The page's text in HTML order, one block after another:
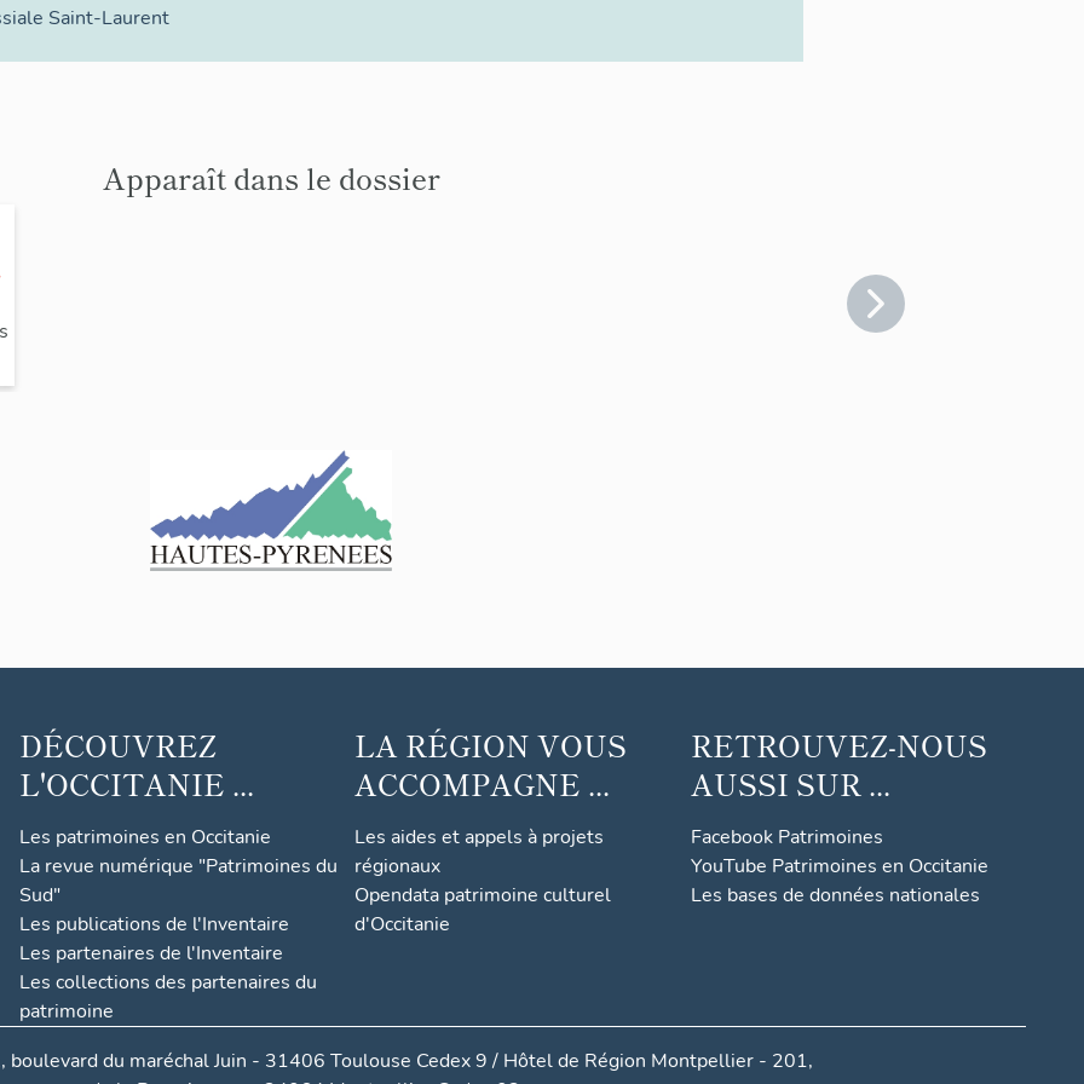
Saint-Laurent
Apparaît dans le dossier
DÉCOUVREZ
L'OCCITANIE ...
Les patrimoines en Occitanie
La revue numérique "Patrimoines du
Sud"
Les publications de l'Inventaire
Les partenaires de l'Inventaire
Les collections des partenaires du
patrimoine
LA RÉGION VOUS
ACCOMPAGNE ...
Les aides et appels à projets
régionaux
Opendata patrimoine culturel
d'Occitanie
RETROUVEZ-NOUS
AUSSI SUR ...
Facebook Patrimoines
YouTube Patrimoines en Occitanie
Les bases de données nationales
boulevard du maréchal Juin - 31406 Toulouse Cedex 9 / Hôtel de Région Montpellier - 201,